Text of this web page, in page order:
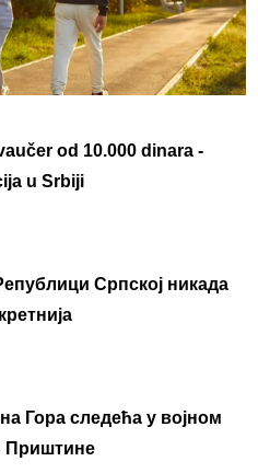
od 10.000 dinara -
u Srbiji
Српској никада
Гора следећа у војном
Приштине